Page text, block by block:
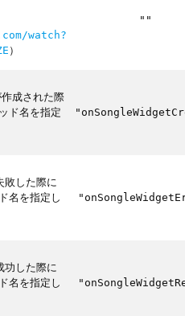
watch?
）
""
成された際
ド名を指定
敗した際に
名を指定し
功した際に
名を指定し